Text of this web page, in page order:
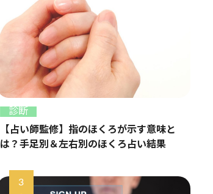
診断
【占い師監修】指のほくろが示す意味と
は？手足別＆左右別のほくろ占い結果